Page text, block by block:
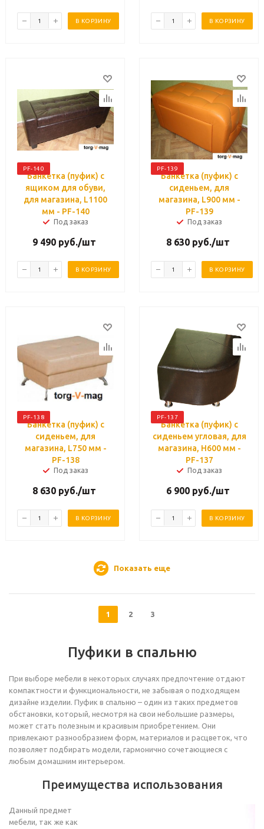
В КОРЗИНУ В КОРЗИНУ
PF-140
Банкетка (пуфик) с
ящиком для обуви,
для магазина, L1100
мм - PF-140
Под заказ
9 490 руб./шт
В КОРЗИНУ
PF-139
Банкетка (пуфик) с
сиденьем, для
магазина, L900 мм -
PF-139
Под заказ
8 630 руб./шт
В КОРЗИНУ
PF-138
Банкетка (пуфик) с
сиденьем, для
магазина, L750 мм -
PF-138
Под заказ
8 630 руб./шт
В КОРЗИНУ
PF-137
Банкетка (пуфик) с
сиденьем угловая, для
магазина, H600 мм -
PF-137
Под заказ
6 900 руб./шт
В КОРЗИНУ
Показать еще
1 2 3
Пуфики в спальню
При выборе мебели в некоторых случаях предпочтение отдают
компактности и функциональности, не забывая о подходящем
дизайне изделии. Пуфик в спальню – один из таких предметов
обстановки, который, несмотря на свои небольшие размеры,
может стать полезным и красивым приобретением. Они
привлекают разнообразием форм, материалов и расцветок, что
позволяет подбирать модели, гармонично сочетающиеся с
любым домашним интерьером.
Преимущества использования
Данный предмет
мебели, так же как